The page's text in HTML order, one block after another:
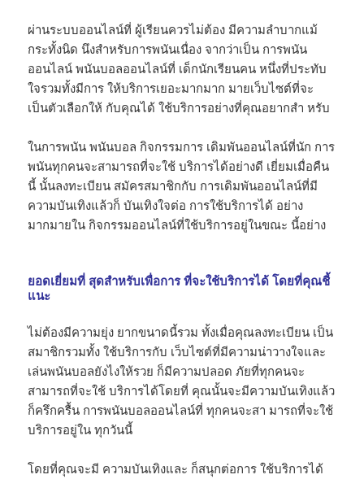
ผ่านระบบออนไลน์ที่ ผู้เรียนควรไม่ต้อง มีความลำบากแม้
กระทั้งนิด นึงสำหรับการพนันเนื่อง จากว่าเป็น การพนัน
ออนไลน์ พนันบอลออนไลน์ที่ เด็กนักเรียนคน หนึ่งที่ประทับ
ใจรวมทั้งมีการ ให้บริการเยอะมากมาก มายเว็บไซต์ที่จะ
เป็นตัวเลือกให้ กับคุณได้ ใช้บริการอย่างที่คุณอยากสำ หรับ
ในการพนัน พนันบอล กิจกรรมการ เดิมพันออนไลน์ที่นัก การ
พนันทุกคนจะสามารถที่จะใช้ บริการได้อย่างดี เยี่ยมเมื่อคืน
นี้ นั้นลงทะเบียน สมัครสมาชิกกับ การเดิมพันออนไลน์ที่มี
ความบันเทิงแล้วก็ บันเทิงใจต่อ การใช้บริการได้ อย่าง
มากมายใน กิจกรรมออนไลน์ที่ใช้บริการอยู่ในขณะ นี้อย่าง
ยอดเยี่ยมที่ สุดสำหรับเพื่อการ ที่จะใช้บริการได้ โดยที่คุณชี้
แนะ
ไม่ต้องมีความยุ่ง ยากขนาดนี้รวม ทั้งเมื่อคุณลงทะเบียน เป็น
สมาชิกรวมทั้ง ใช้บริการกับ เว็บไซต์ที่มีความน่าวางใจและ
เล่นพนันบอลยังไงให้รวย ก็มีความปลอด ภัยที่ทุกคนจะ
สามารถที่จะใช้ บริการได้โดยที่ คุณนั้นจะมีความบันเทิงแล้ว
ก็ครึกครื้น การพนันบอลออนไลน์ที่ ทุกคนจะสา มารถที่จะใช้
บริการอยู่ใน ทุกวันนี้
โดยที่คุณจะมี ความบันเทิงและ ก็สนุกต่อการ ใช้บริการได้